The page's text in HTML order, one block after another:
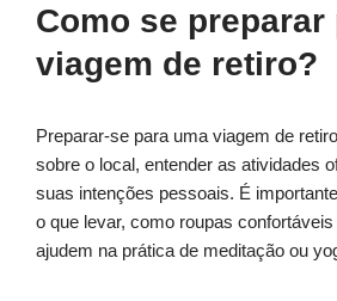
Como se preparar
viagem de retiro?
Preparar-se para uma viagem de
sobre o local, entender as atividades
suas intenções pessoais. É
o que levar, como roupas
ajudem na prática de meditação ou